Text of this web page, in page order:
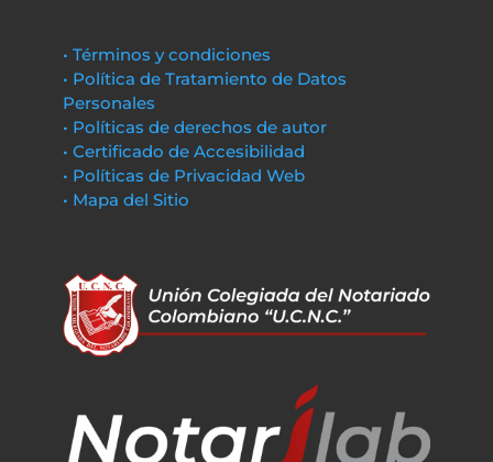
• Términos y condiciones
• Política de Tratamiento de Datos
Personales
• Políticas de derechos de autor
• Certificado de Accesibilidad
• Políticas de Privacidad Web
• Mapa del Sitio